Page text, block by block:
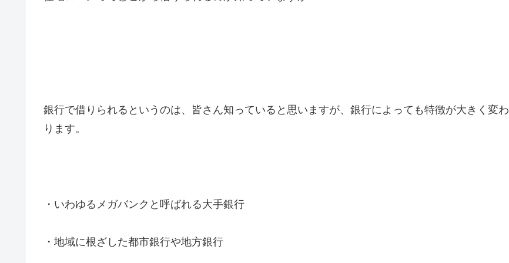
銀行で借りられるというのは、皆さん知っていると思いますが、銀行によっても特徴が大きく変わ
ります。
・いわゆるメガバンクと呼ばれる大手銀行
・地域に根ざした都市銀行や地方銀行